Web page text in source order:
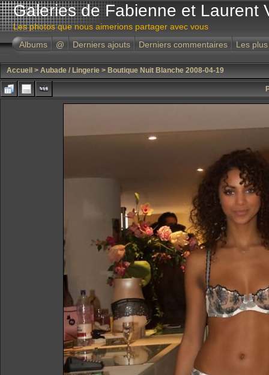
Galeries de Fabienne et Laurent
Les photos que nous aimerions partager avec vous
Albums
@ Derniers ajouts Derniers commentaires Les
Accueil > Aubade / Lingerie > Boutique Nuit Blanche 2008-04-19